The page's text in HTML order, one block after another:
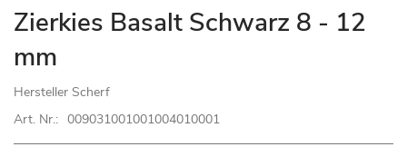
Zum
Anfang
der
springen
Zierkies Basalt Schwarz 8 - 12
mm
Hersteller Scherf
Art. Nr.: 009031001001004010001